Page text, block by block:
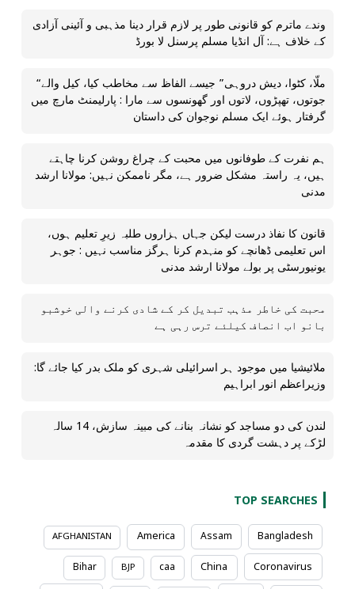
وندے ماترم کو قانونی طور پر لازم قرار دینا مذہبی و آئینی آزادی
کے خلاف ہے: آل انڈیا مسلم پرسنل لا بورڈ
“ملّا، کٹوا، دیش دروہی” جیسے الفاظ سے مخاطب کیا، کیل والے
جوتوں، تھپڑوں، لاتوں اور گھونسوں سے مارا : پارلیمنٹ مارچ میں
گرفتار ہوئے ایک مسلم نوجوان کی داستان
ہم نفرت کے طوفانوں میں محبت کے چراغ روشن کرنا چاہتے
ہیں، یہ راستہ مشکل ضرور ہے، مگر ناممکن نہیں: مولانا ارشد
مدنی
قانون کا نفاذ درست لیکن جہاں ہزاروں طلبہ زیرِ تعلیم ہوں،
اس تعلیمی ڈھانچے کو منہدم کرنا ہرگز مناسب نہیں : جوہر
یونیورسٹی پر بولے مولانا ارشد مدنی
محبت کی خاطر مذہب تبدیل کر کے شادی کرنے والی خوشبو
بانو اب انصاف کیلئے ترس رہی ہے
ملائیشیا میں موجود ہر اسرائیلی شہری کو ملک بدر کیا جائے گا:
وزیراعظم انور ابراہیم
لندن کی دو مساجد کو نشانہ بنانے کی مبینہ سازش، 14 سالہ
لڑکے پر دہشت گردی کا مقدمہ
TOP SEARCHES
AFGHANISTAN America Assam Bangladesh
Bihar BJP caa China Coronavirus